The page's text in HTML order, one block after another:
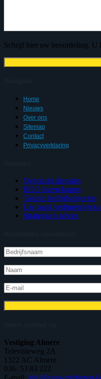
Schrijf hier uw beoordeling. U
Home
Nieuws
Over ons
Sitemap
Contact
Privacyverklaring
Overzicht diensten
BOG huren/kopen
Taxatie bedrijfsobjecten
Uw pand verhuren/
Strategisch advies
Vestiging Almere
Televisieweg 2A
1322 AC Almere
036- 53 83 222
E-mail: info@vanwestrhenen-